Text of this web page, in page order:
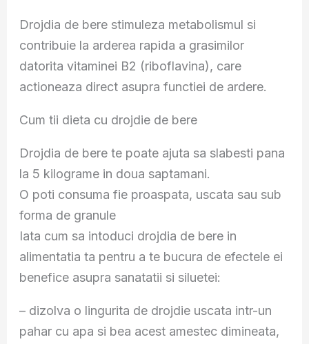
Drojdia de bere stimuleza metabolismul si
contribuie la arderea rapida a grasimilor
datorita vitaminei B2 (riboflavina), care
actioneaza direct asupra functiei de ardere.
Cum tii dieta cu drojdie de bere
Drojdia de bere te poate ajuta sa slabesti pana
la 5 kilograme in doua saptamani.
O poti consuma fie proaspata, uscata sau sub
forma de granule
Iata cum sa intoduci drojdia de bere in
alimentatia ta pentru a te bucura de efectele ei
benefice asupra sanatatii si siluetei:
– dizolva o lingurita de drojdie uscata intr-un
pahar cu apa si bea acest amestec dimineata,